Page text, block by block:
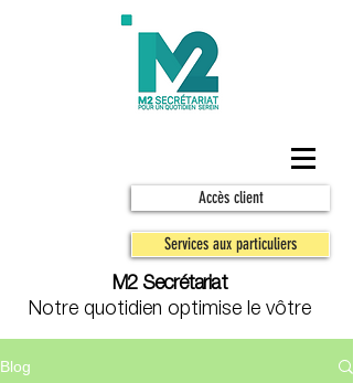
Accès client
Services aux particuliers
M2 Secrétariat
Notre quotidien optimise le vôtre
Blog